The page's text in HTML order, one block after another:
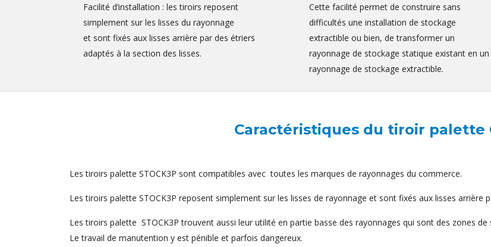
Facilité d’installation : les tiroirs reposent
simplement sur les lisses du rayonnage
et sont fixés aux lisses arrière par des étriers
adaptés à la section des lisses.
Cette facilité permet de construire sans
difficultés une installation de stockage
extractible ou bien, de transformer un
rayonnage de stockage statique existant en un
rayonnage de stockage extractible.
Caractéristiques du tiroir palette
Les tiroirs palette STOCK3P sont compatibles avec toutes les marques de rayonnages du commerce.
Les tiroirs palette STOCK3P reposent simplement sur les lisses de rayonnage et sont fixés aux lisses arrière
Les tiroirs palette STOCK3P trouvent aussi leur utilité en partie basse des rayonnages qui sont des zones
Le travail de manutention y est pénible et parfois dangereux.